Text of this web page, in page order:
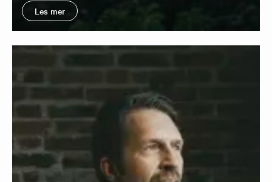
Les mer